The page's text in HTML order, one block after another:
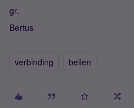
gr.
Bertus
verbinding bellen